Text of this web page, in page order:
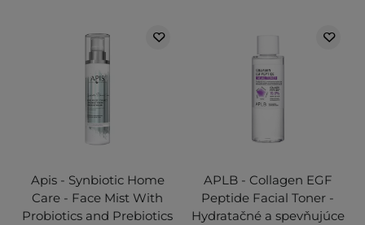
Apis - Synbiotic Home
Care - Face Mist With
Probiotics and Prebiotics
APLB - Collagen EGF
Peptide Facial Toner -
Hydratačné a spevňujúce